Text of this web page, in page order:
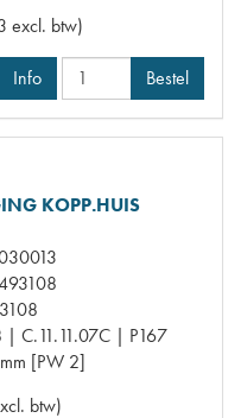
excl. btw)
Info Bestel
KOPP.HUIS
| C.11.11.07C | P167
[PW 2]
btw)